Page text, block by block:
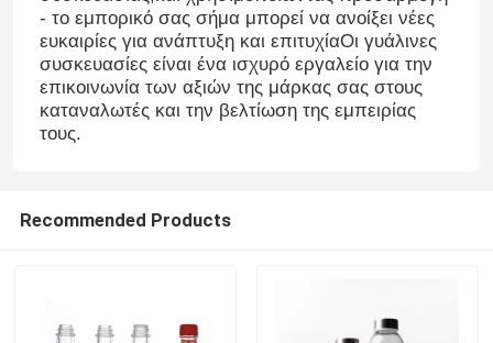
- το εμπορικό σας σήμα μπορεί να ανοίξει νέες
ευκαιρίες για ανάπτυξη και επιτυχίαΟι γυάλινες
συσκευασίες είναι ένα ισχυρό εργαλείο για την
επικοινωνία των αξιών της μάρκας σας στους
καταναλωτές και την βελτίωση της εμπειρίας
τους.
Recommended Products